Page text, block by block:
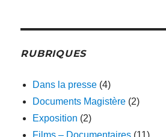
RUBRIQUES
Dans la presse (4)
Documents Magistère (2)
Exposition (2)
Films – Documentaires (11)